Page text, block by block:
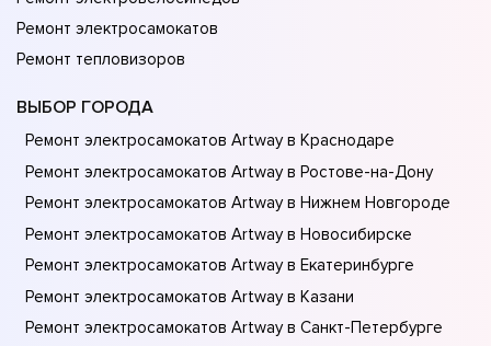
Ремонт электросамокатов
Ремонт тепловизоров
ВЫБОР ГОРОДА
Ремонт электросамокатов Artway в Краснодаре
Ремонт электросамокатов Artway в Ростове-на-Донy
Ремонт электросамокатов Artway в Нижнем Новгороде
Ремонт электросамокатов Artway в Новосибирске
Ремонт электросамокатов Artway в Екатеринбурге
Ремонт электросамокатов Artway в Казани
Ремонт электросамокатов Artway в Санкт-Петербурге